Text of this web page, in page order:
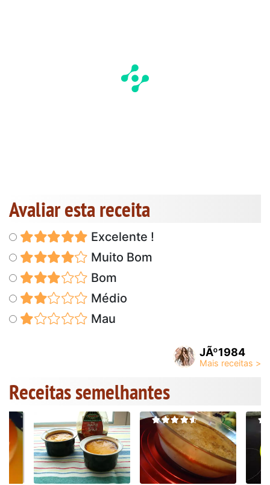
Avaliar esta receita
Excelente !
Muito Bom
Bom
Médio
Mau
JÃº1984
Receitas semelhantes